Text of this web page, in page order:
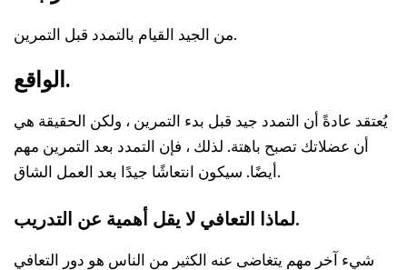
من الجيد القيام بالتمدد قبل التمرين.
الواقع.
يُعتقد عادةً أن التمدد جيد قبل بدء التمرين ، ولكن الحقيقة هي
أن عضلاتك تصبح باهتة. لذلك ، فإن التمدد بعد التمرين مهم
أيضًا. سيكون انتعاشًا جيدًا بعد العمل الشاق.
لماذا التعافي لا يقل أهمية عن التدريب.
شيء آخر مهم يتغاضى عنه الكثير من الناس هو دور التعافي